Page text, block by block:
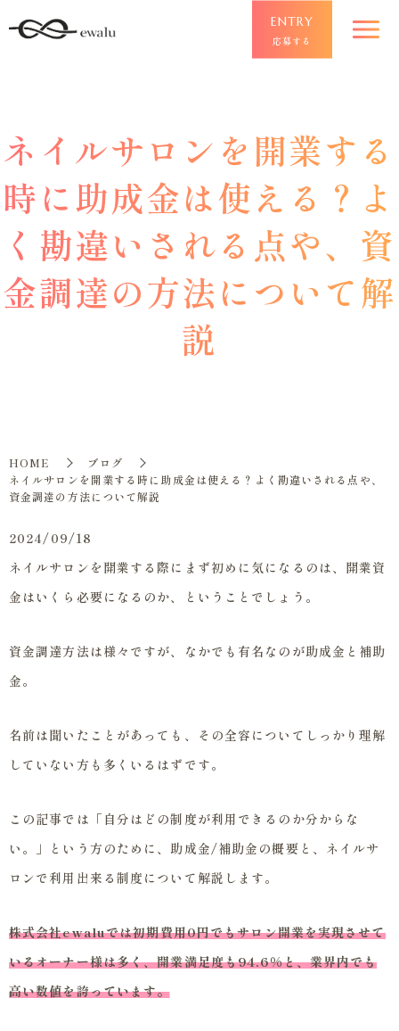
ENTRY
応募する
ネイルサロンを開業する
時に助成金は使える？よ
く勘違いされる点や、資
金調達の方法について解
説
HOME
ブログ
ネイルサロンを開業する時に助成金は使える？よく勘違いされる点や、
資金調達の方法について解説
2024/09/18
ネイルサロンを開業する際にまず初めに気になるのは、開業資
金はいくら必要になるのか、ということでしょう。
資金調達方法は様々ですが、なかでも有名なのが助成金と補助
金。
名前は聞いたことがあっても、その全容についてしっかり理解
していない方も多くいるはずです。
この記事では「自分はどの制度が利用できるのか分からな
い。」という方のために、助成金/補助金の概要と、ネイルサ
ロンで利用出来る制度について解説します。
株式会社ewaluでは初期費用0円でもサロン開業を実現させて
いるオーナー様は多く、開業満足度も94.6％と、業界内でも
高い数値を誇っています。